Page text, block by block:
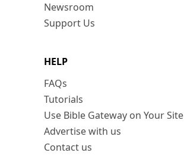
Newsroom
Support Us
HELP
FAQs
Tutorials
Use Bible Gateway on Your Site
Advertise with us
Contact us